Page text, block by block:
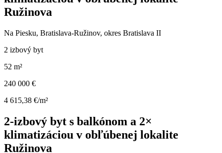
Ružinova
Na Piesku, Bratislava-Ružinov, okres Bratislava II
2 izbový byt
52 m²
240 000 €
4 615,38 €/m²
2-izbový byt s balkónom a 2×
klimatizáciou v obľúbenej lokalite
Ružinova